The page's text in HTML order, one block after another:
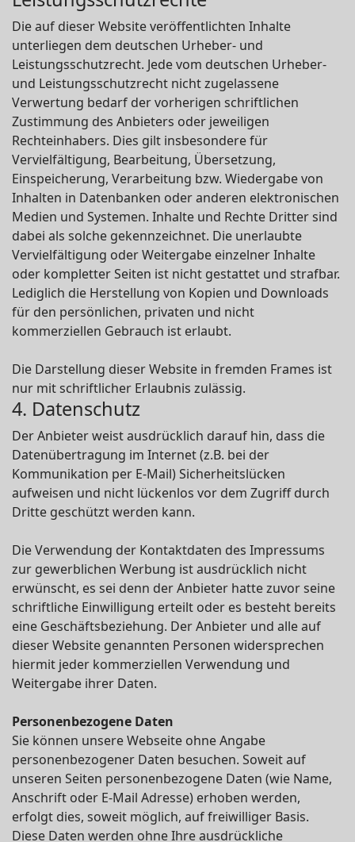
Die auf dieser Website veröffentlichten Inhalte
unterliegen dem deutschen Urheber- und
Leistungsschutzrecht. Jede vom deutschen Urheber-
und Leistungsschutzrecht nicht zugelassene
Verwertung bedarf der vorherigen schriftlichen
Zustimmung des Anbieters oder jeweiligen
Rechteinhabers. Dies gilt insbesondere für
Vervielfältigung, Bearbeitung, Übersetzung,
Einspeicherung, Verarbeitung bzw. Wiedergabe von
Inhalten in Datenbanken oder anderen elektronischen
Medien und Systemen. Inhalte und Rechte Dritter sind
dabei als solche gekennzeichnet. Die unerlaubte
Vervielfältigung oder Weitergabe einzelner Inhalte
oder kompletter Seiten ist nicht gestattet und strafbar.
Lediglich die Herstellung von Kopien und Downloads
für den persönlichen, privaten und nicht
kommerziellen Gebrauch ist erlaubt.
Die Darstellung dieser Website in fremden Frames ist
nur mit schriftlicher Erlaubnis zulässig.
4. Datenschutz
Der Anbieter weist ausdrücklich darauf hin, dass die
Datenübertragung im Internet (z.B. bei der
Kommunikation per E-Mail) Sicherheitslücken
aufweisen und nicht lückenlos vor dem Zugriff durch
Dritte geschützt werden kann.
Die Verwendung der Kontaktdaten des Impressums
zur gewerblichen Werbung ist ausdrücklich nicht
erwünscht, es sei denn der Anbieter hatte zuvor seine
schriftliche Einwilligung erteilt oder es besteht bereits
eine Geschäftsbeziehung. Der Anbieter und alle auf
dieser Website genannten Personen widersprechen
hiermit jeder kommerziellen Verwendung und
Weitergabe ihrer Daten.
Personenbezogene Daten
Sie können unsere Webseite ohne Angabe
personenbezogener Daten besuchen. Soweit auf
unseren Seiten personenbezogene Daten (wie Name,
Anschrift oder E-Mail Adresse) erhoben werden,
erfolgt dies, soweit möglich, auf freiwilliger Basis.
Diese Daten werden ohne Ihre ausdrückliche